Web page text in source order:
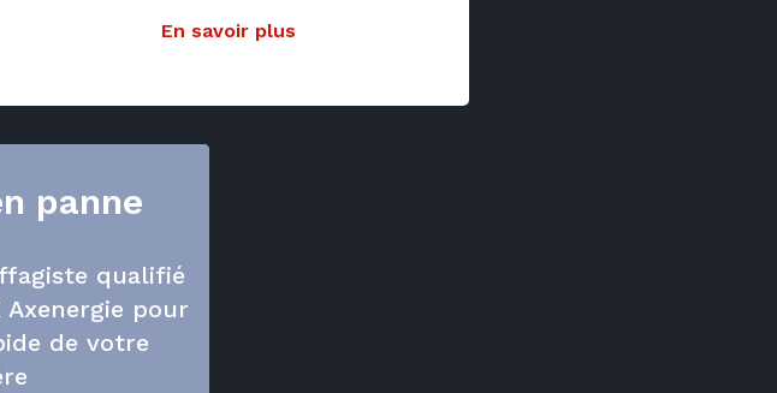
En savoir plus
panne
qualifié
Axenergie pour
de votre